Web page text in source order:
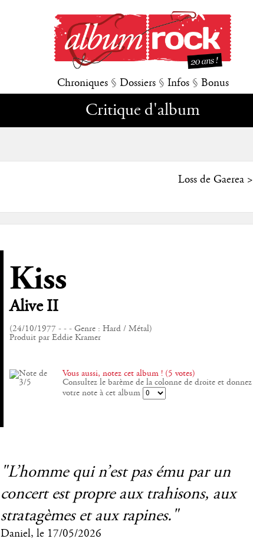
Chroniques § Dossiers § Infos § Bonus
Critique d'album
Loss de Gaerea>
Kiss
Alive II
(24/10/1977 - - - Genre : Hard / Métal)
Produit par Eddie Kramer
Vous aussi, notez cet album ! (5 votes)
Consultez le barème de la colonne de droite et donnez
votre note à cet album
"L’homme qui n’est pas ému par un
concert est propre aux trahisons, aux
stratagèmes et aux rapines."
Daniel, le 17/05/2026